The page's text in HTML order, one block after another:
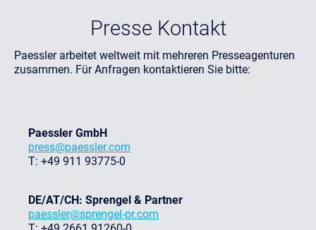
Presse Kontakt
Paessler arbeitet weltweit mit mehreren Presseagenturen
zusammen. Für Anfragen kontaktieren Sie bitte:
Paessler GmbH
press@paessler.com
T: +49 911 93775-0
DE/AT/CH: Sprengel & Partner
paessler@sprengel-pr.com